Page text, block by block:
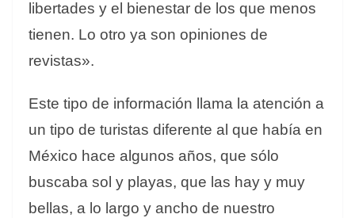
libertades y el bienestar de los que menos
tienen. Lo otro ya son opiniones de
revistas».
Este tipo de información llama la atención a
un tipo de turistas diferente al que había en
México hace algunos años, que sólo
buscaba sol y playas, que las hay y muy
bellas, a lo largo y ancho de nuestro